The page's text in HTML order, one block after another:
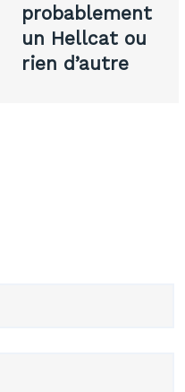
probablement
un Hellcat ou
rien d’autre